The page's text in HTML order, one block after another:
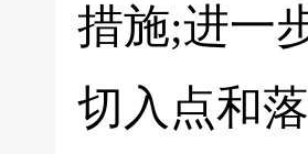
措施;进一
切入点和